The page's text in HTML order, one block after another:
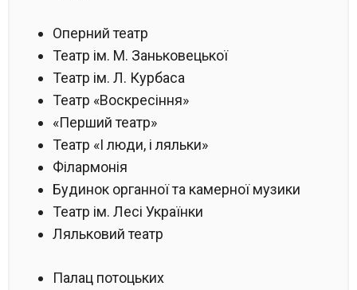
Оперний театр
Театр ім. М. Заньковецької
Театр ім. Л. Курбаса
Театр «Воскресіння»
«Перший театр»
Театр «І люди, і ляльки»
Філармонія
Будинок органної та камерної музики
Театр ім. Лесі Українки
Ляльковий театр
Палац потоцьких